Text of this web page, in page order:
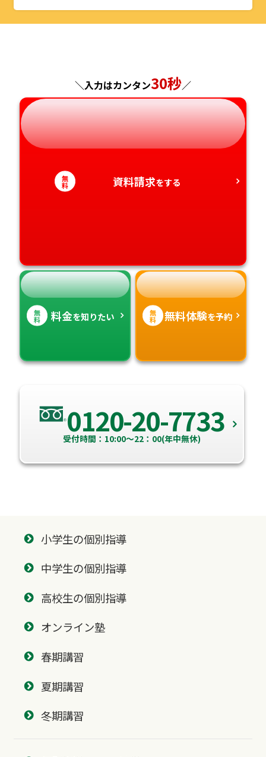
山形県
千葉県
神奈川県
福井県
岐阜県
静岡県
愛知県
京都府
奈良県
和歌山県
島根県
広島県
山口県
徳島県
香川県
福岡県
長崎県
熊本県
大分県
宮崎県
＼入力はカンタン30秒／
無
料 資料請求をする
無
料 料金を知りたい 無
料 無料体験を予約
0120-20-7733
受付時間：10:00～22：00(年中無休)
小学生の個別指導
中学生の個別指導
高校生の個別指導
オンライン塾
春期講習
夏期講習
冬期講習